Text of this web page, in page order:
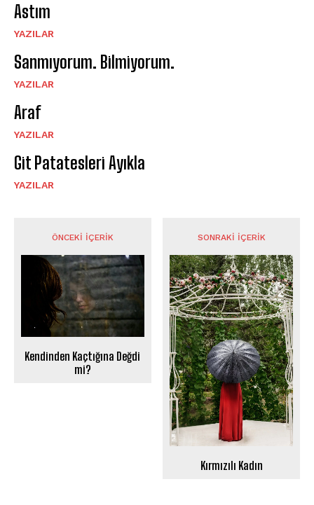
Astım
YAZILAR
Sanmıyorum. Bilmiyorum.
YAZILAR
Araf
YAZILAR
Git Patatesleri Ayıkla
YAZILAR
ÖNCEKI İÇERIK
Kendinden Kaçtığına Değdi
mi?
SONRAKI İÇERIK
Kırmızılı Kadın